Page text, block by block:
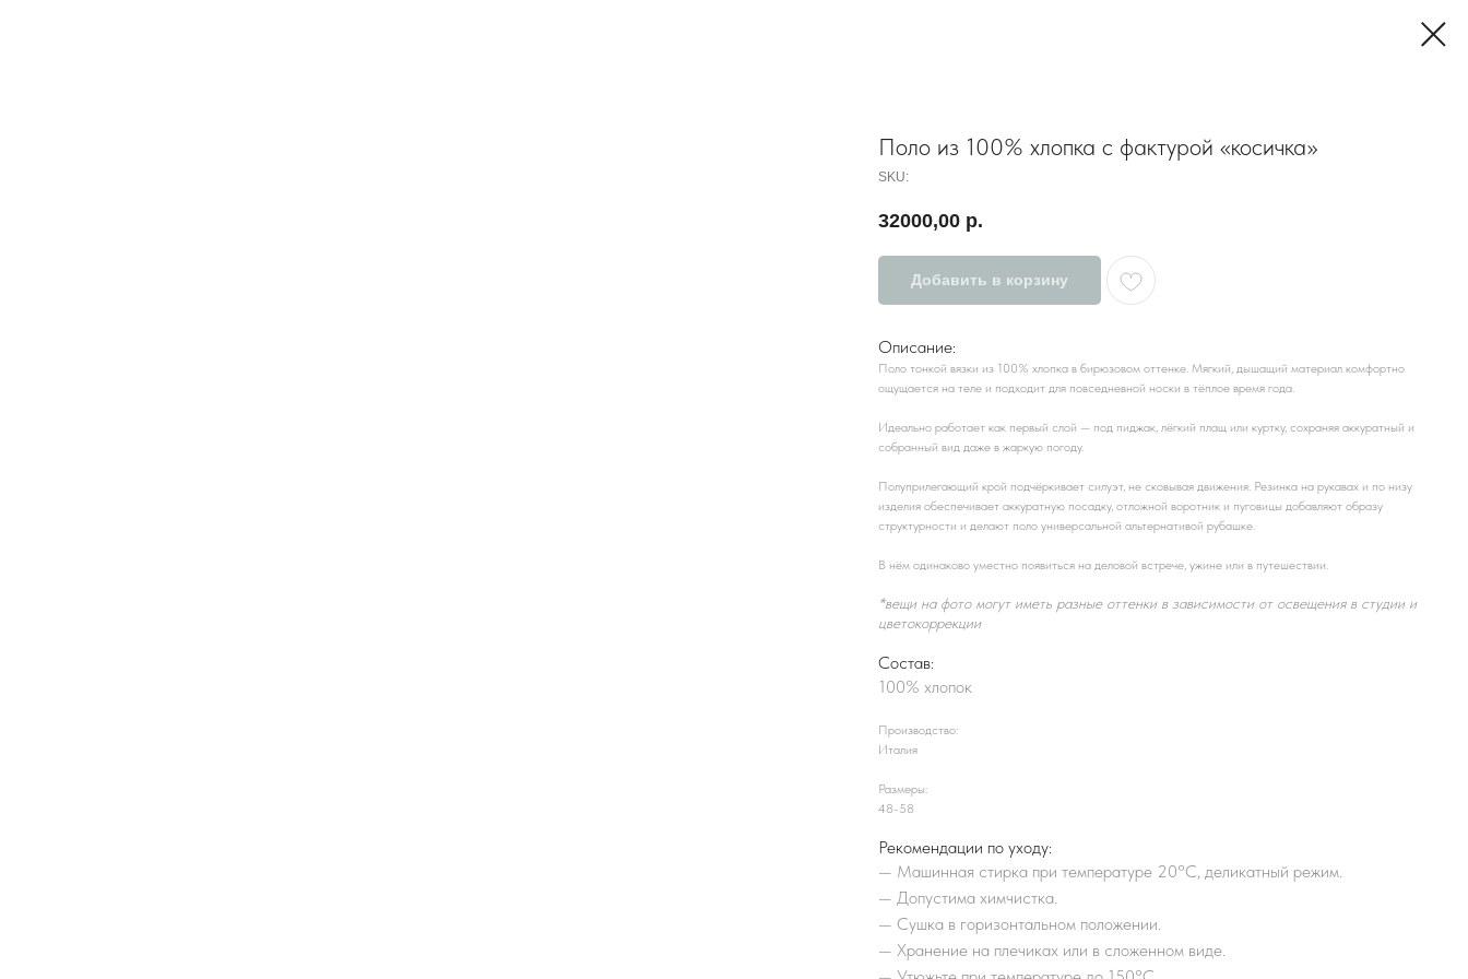
Поло из 100% хлопка с фактурой «косичка»
SKU:
32000,00 р.
Добавить в корзину
Описание:
Поло тонкой вязки из 100% хлопка в бирюзовом оттенке. Мягкий, дышащий материал комфортно
ощущается на теле и подходит для повседневной носки в тёплое время года.
Идеально работает как первый слой — под пиджак, лёгкий плащ или куртку, сохраняя аккуратный и
собранный вид даже в жаркую погоду.
Полуприлегающий крой подчёркивает силуэт, не сковывая движения. Резинка на рукавах и по низу
изделия обеспечивает аккуратную посадку, отложной воротник и пуговицы добавляют образу
структурности и делают поло универсальной альтернативой рубашке.
В нём одинаково уместно появиться на деловой встрече, ужине или в путешествии.
*вещи на фото могут иметь разные оттенки в зависимости от освещения в студии и
цветокоррекции
Состав:
100% хлопок
Производство:
Италия
Размеры:
48-58
Рекомендации по уходу:
— Машинная стирка при температуре 20°С, деликатный режим.
— Допустима химчистка.
— Сушка в горизонтальном положении.
— Хранение на плечиках или в сложенном виде.